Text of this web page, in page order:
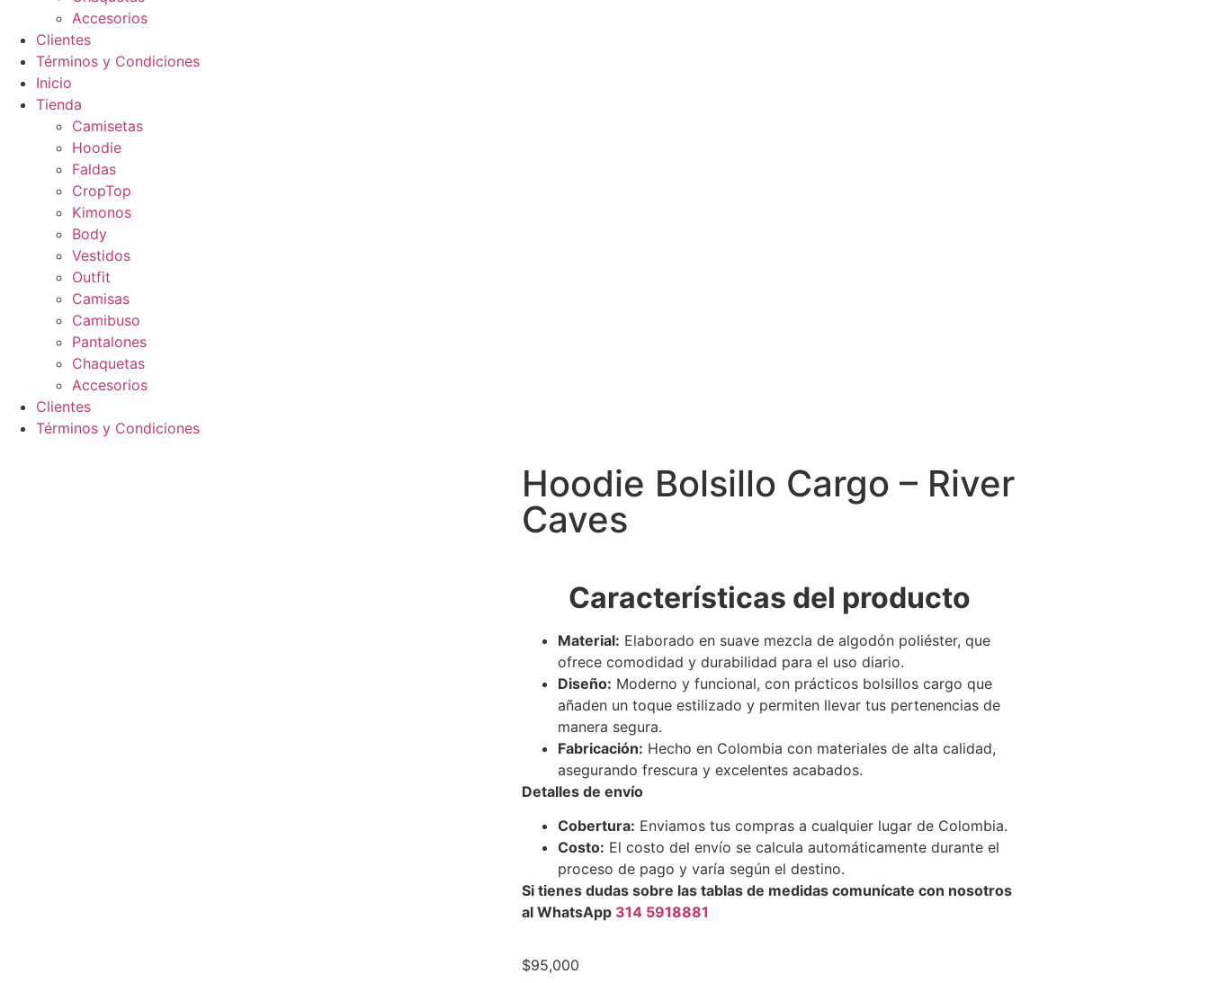
Accesorios
Clientes
Términos y Condiciones
Inicio
Tienda
Camisetas
Hoodie
Faldas
CropTop
Kimonos
Body
Vestidos
Outfit
Camisas
Camibuso
Pantalones
Chaquetas
Accesorios
Clientes
Términos y Condiciones
Hoodie Bolsillo Cargo – River
Caves
Características del producto
Material: Elaborado en suave mezcla de algodón poliéster, que
ofrece comodidad y durabilidad para el uso diario.
Diseño: Moderno y funcional, con prácticos bolsillos cargo que
añaden un toque estilizado y permiten llevar tus pertenencias de
manera segura.
Fabricación: Hecho en Colombia con materiales de alta calidad,
asegurando frescura y excelentes acabados.
Detalles de envío
Cobertura: Enviamos tus compras a cualquier lugar de Colombia.
Costo: El costo del envío se calcula automáticamente durante el
proceso de pago y varía según el destino.
Si tienes dudas sobre las tablas de medidas comunícate con nosotros
al WhatsApp 314 5918881
$95,000